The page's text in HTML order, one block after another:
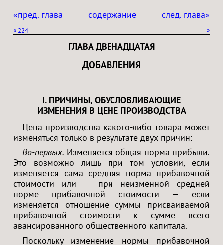
«пред. глава след. глава»
содержание
« »
224
ГЛАВА ДВЕНАДЦАТАЯ
ДОБАВЛЕНИЯ
I. ПРИЧИНЫ, ОБУСЛОВЛИВАЮЩИЕ
ИЗМЕНЕНИЯ В ЦЕНЕ ПРОИЗВОДСТВА
Цена производства какого-либо товара может
изменяться только в результате двух причин:
Во-первых. Изменяется общая норма прибыли.
Это возможно лишь при том условии, если
изменяется сама средняя норма прибавочной
стоимости или — при неизменной средней
норме прибавочной стоимости — если
изменяется отношение суммы присваиваемой
прибавочной стоимости к сумме всего
авансированного общественного капитала.
Поскольку изменение нормы прибавочной